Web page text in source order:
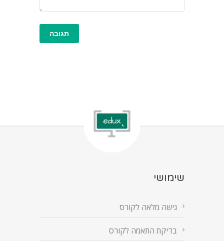
שימושי
גישה מלאה לקורס
בדיקת התאמה לקורס